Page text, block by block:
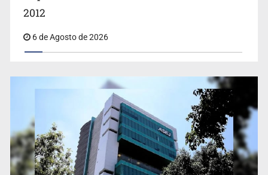
Proponen consulta popular por desarrollo de vivienda
en Mirador de San Isidro
2012
6 de Agosto de 2026